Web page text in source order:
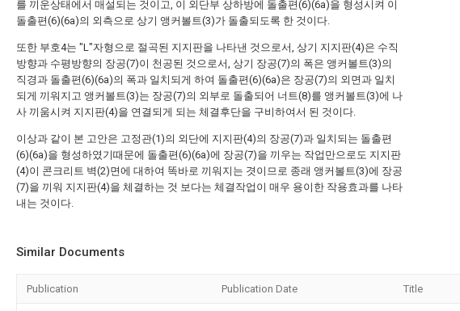
를 끼운상태에서 매설되는 것이고, 이 외단부 상하방에 돌출편(6)(6a)을 형성시켜 이
돌출편(6)(6a)의 외측으로 상기 앵커볼트(3)가 돌출되도록 한 것이다.
또한 부호4는 "L"자형으로 절곡된 지지판을 나타낸 것으로서, 상기 지지판(4)은 수직
방향과 수평방향의 장공(7)이 천공된 것으로서, 상기 장공(7)의 폭은 앵커볼트(3)의
직경과 돌출편(6)(6a)의 폭과 일치되게 하여 돌출편(6)(6a)은 장공(7)의 외면과 일치
되게 끼워지고 앵커볼트(3)는 장공(7)의 외부로 돌출되어 너트(8)를 앵커볼트(3)에 나
사 끼움시켜 지지판(4)을 연결되게 되는 체결후단을 구비하여서 된 것이다.
이상과 같이 본 고안은 고정관(1)의 외단에 지지판(4)의 장공(7)과 일치되는 돌출편
(6)(6a)을 형성하였기때문에 돌출편(6)(6a)에 장공(7)을 끼우는 작업만으로도 지지판
(4)이 콘크리트 벽(2)면에 대하여 똑바로 끼워지는 겻이므로 종래 앵커볼트(3)에 장공
(7)을 끼워 지지판(4)을 체결하는 것 보다는 체결작업이 매우 용이한 작용효과를 나타
내는 것이다.
Similar Documents
Publication Publication Date Title